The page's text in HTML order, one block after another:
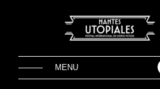
contenu